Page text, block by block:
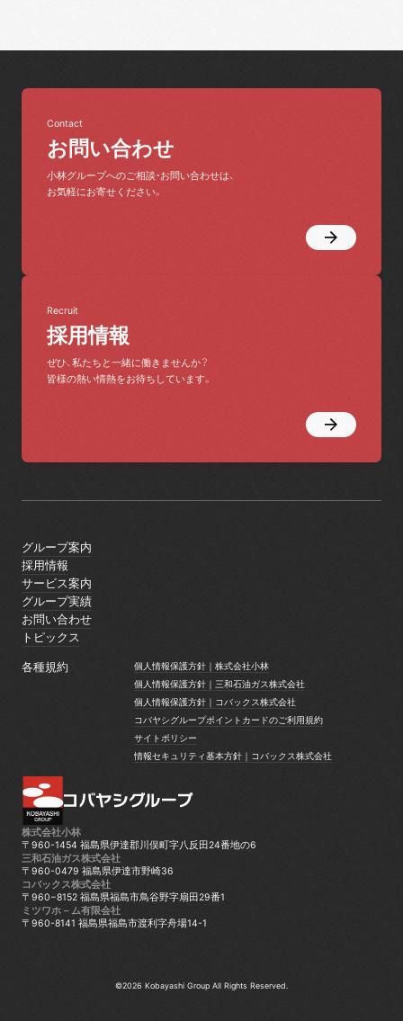
お問い合わせ
Contact
小林グループへのご相談・お問い合わせは、
お気軽にお寄せください。
採用情報
Recruit
ぜひ、私たちと一緒に働きませんか？
皆様の熱い情熱をお待ちしています。
株式会社小林
〒960-1454 福島県伊達郡川俣町字八反田24番地の6
三和石油ガス株式会社
〒960-0479 福島県伊達市野崎36
コバックス株式会社
〒960−8152 福島県福島市鳥谷野字扇田29番1
ミツワホ－ム有限会社
〒960-8141 福島県福島市渡利字舟場14-1
グループ案内
グループ案内
採用情報
採用情報
サービス案内
サービス案内
グループ実績
グループ実績
お問い合わせ
お問い合わせ
トピックス
各種規約
個人情報保護方針｜株式会社小林
個人情報保護方針｜株式会社小林
個人情報保護方針｜三和石油ガス株式会社
個人情報保護方針｜三和石油ガス株式会社
個人情報保護方針｜コバックス株式会社
個人情報保護方針｜コバックス株式会社
コバヤシグループポイントカードのご利用規約
コバヤシグループポイントカードのご利用規約
サイトポリシー
サイトポリシー
情報セキュリティ基本方針｜コバックス株式会社
©2026 Kobayashi Group All Rights Reserved.